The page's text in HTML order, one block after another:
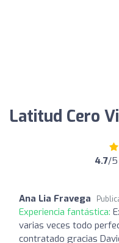
Latitud Cero
4.7/5
Ana Lia Fravega
Experiencia fantástica:
varias veces todo
contratado gracias